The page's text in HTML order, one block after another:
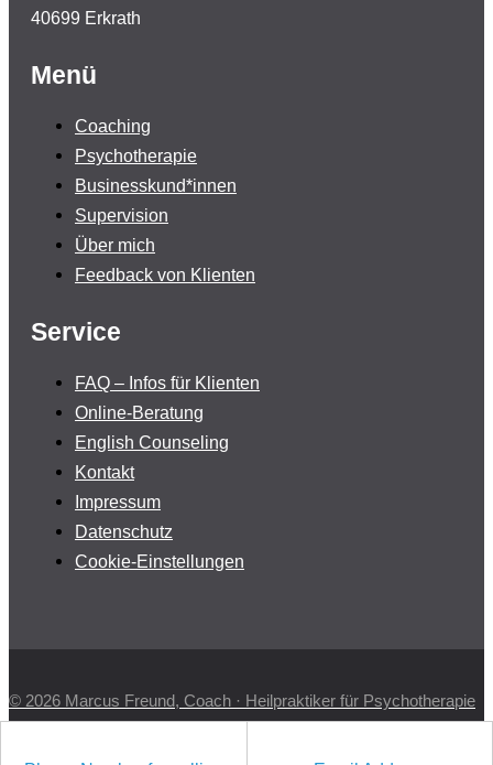
40699 Erkrath
Menü
Coaching
Psychotherapie
Businesskund*innen
Supervision
Über mich
Feedback von Klienten
Service
FAQ – Infos für Klienten
Online-Beratung
English Counseling
Kontakt
Impressum
Datenschutz
Cookie-Einstellungen
© 2026 Marcus Freund, Coach · Heilpraktiker für Psychotherapie